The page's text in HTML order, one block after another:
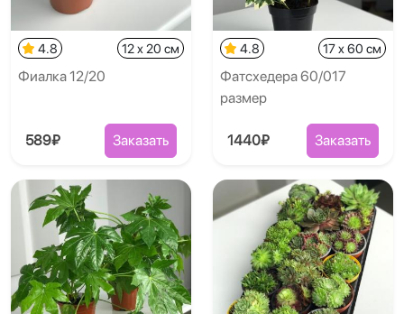
4.8 12 x 20 см
Фиалка 12/20
589₽ Заказать
4.8 17 x 60 см
Фатсхедера 60/017
размер
1440₽ Заказать